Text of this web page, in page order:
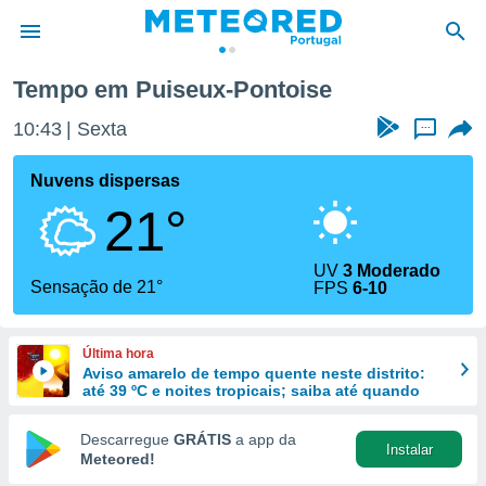
da
foi
fornecidas
a este
das
e
forma
digital
Tempo em Puiseux-Pontoise
10:44 Sexta ...
Nuvens dispersas
21°
Sensação de 21°
UV3 Moderado
FPS6-10
Última hora
Aviso amarelo de tempo quente neste distrito:
até 39 ºC e noites tropicais; saiba até quando
Descarregue GRÁTIS a app da
Meteored!
Instalar